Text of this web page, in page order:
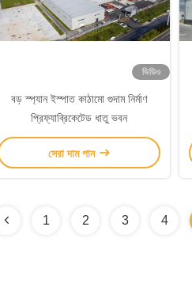
ভিডিও
বড় স্প্যান ইস্পাত কাঠামো গুদাম নির্মাণ
প্রিফ্যাব্রিকেটেড ধাতু ভবন
সেরা দাম পান
1 2 3 4